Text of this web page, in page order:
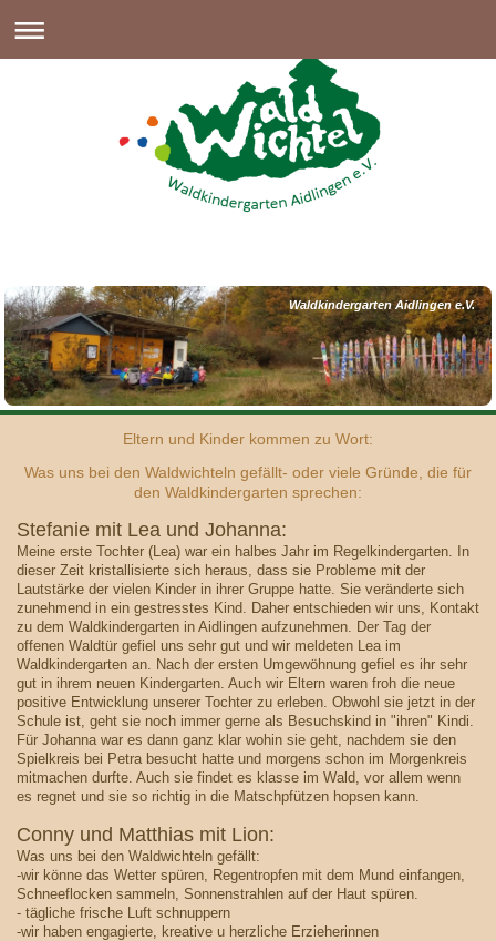
Waldkindergarten Aidlingen e.V.
Eltern und Kinder kommen zu Wort:
Was uns bei den Waldwichteln gefällt- oder viele Gründe, die für
den Waldkindergarten sprechen:
Stefanie mit Lea und Johanna:
Meine erste Tochter (Lea) war ein halbes Jahr im Regelkindergarten. In
dieser Zeit kristallisierte sich heraus, dass sie Probleme mit der
Lautstärke der vielen Kinder in ihrer Gruppe hatte. Sie veränderte sich
zunehmend in ein gestresstes Kind. Daher entschieden wir uns, Kontakt
zu dem Waldkindergarten in Aidlingen aufzunehmen. Der Tag der
offenen Waldtür gefiel uns sehr gut und wir meldeten Lea im
Waldkindergarten an. Nach der ersten Umgewöhnung gefiel es ihr sehr
gut in ihrem neuen Kindergarten. Auch wir Eltern waren froh die neue
positive Entwicklung unserer Tochter zu erleben. Obwohl sie jetzt in der
Schule ist, geht sie noch immer gerne als Besuchskind in "ihren" Kindi.
Für Johanna war es dann ganz klar wohin sie geht, nachdem sie den
Spielkreis bei Petra besucht hatte und morgens schon im Morgenkreis
mitmachen durfte. Auch sie findet es klasse im Wald, vor allem wenn
es regnet und sie so richtig in die Matschpfützen hopsen kann.
Conny und Matthias mit Lion:
Was uns bei den Waldwichteln gefällt:
-wir könne das Wetter spüren, Regentropfen mit dem Mund einfangen,
Schneeflocken sammeln, Sonnenstrahlen auf der Haut spüren.
- tägliche frische Luft schnuppern
-wir haben engagierte, kreative u herzliche Erzieherinnen